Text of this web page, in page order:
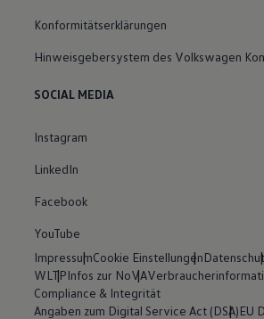
Konformitätserklärungen
Hinweisgebersystem des Volkswagen
SOCIAL MEDIA
Instagram
LinkedIn
Facebook
YouTube
ImpressumCookie Einstellungen
WLTPInfos zur NoVA
Compliance & Integrität
Angaben zum Digital Service Act (DSA)EU